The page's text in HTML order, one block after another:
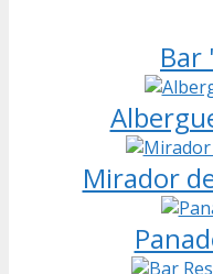
Bar
Mirador